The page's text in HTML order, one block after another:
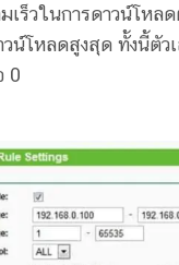
เร็วในการดาวน์โหล
วน์โหลดสูงสุด ทั้งนี้ตั
0